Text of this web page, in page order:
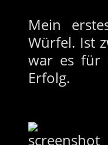
Mein
Würfel. Ist
war es für
Erfolg.